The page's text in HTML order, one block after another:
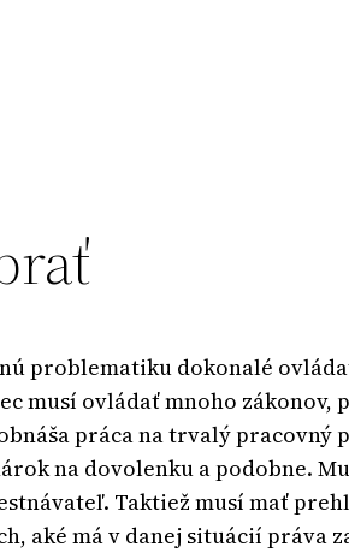
problematiku dokonalé
musí ovládať mnoho zákonov,
práca na trvalý pracovný
na dovolenku a podobne.
Taktiež musí mať
aké má v danej situácií práva